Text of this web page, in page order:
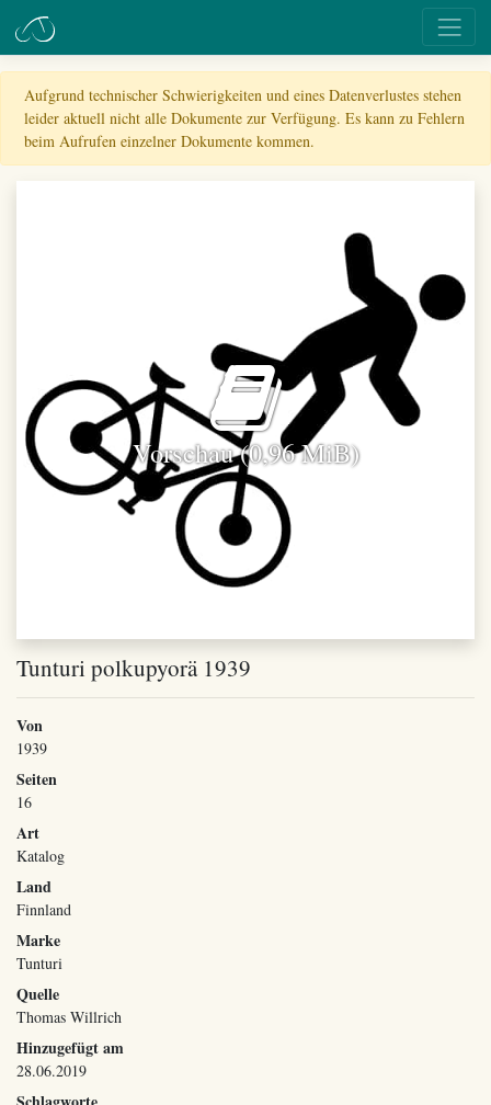
Aufgrund technischer Schwierigkeiten und eines Datenverlustes stehen
leider aktuell nicht alle Dokumente zur Verfügung. Es kann zu Fehlern
beim Aufrufen einzelner Dokumente kommen.
Vorschau (0,96 MiB)
Tunturi polkupyorä 1939
Von
1939
Seiten
16
Art
Katalog
Land
Finnland
Marke
Tunturi
Quelle
Thomas Willrich
Hinzugefügt am
28.06.2019